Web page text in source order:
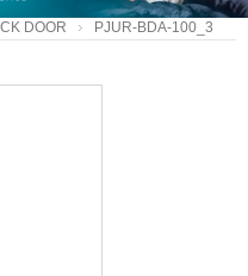
DOOR PJUR-BDA-100_3